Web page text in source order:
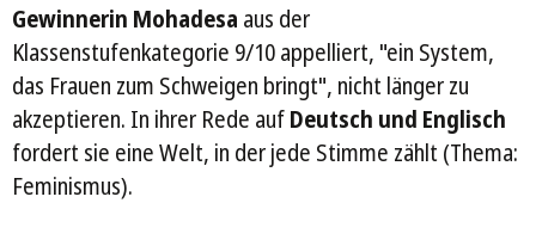
Gewinnerin Mohadesa aus der
Klassenstufenkategorie 9/10 appelliert, "ein System,
das Frauen zum Schweigen bringt", nicht länger zu
akzeptieren. In ihrer Rede aufDeutsch und Englisch
fordert sie eine Welt, in der jede Stimme zählt (Thema:
Feminismus).